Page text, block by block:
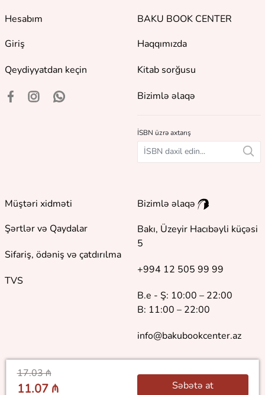
17.03 ₼
11.07 ₼ Səbətə at
Hesabım
Giriş
Qeydiyyatdan keçin
BAKU BOOK CENTER
Haqqımızda
Kitab sorğusu
Bizimlə əlaqə
İSBN üzrə axtarış
Müştəri xidməti
Şərtlər və Qaydalar
Sifariş, ödəniş və çatdırılma
TVS
Bizimlə əlaqə
Bakı, Üzeyir Hacıbəyli küçəsi
5
+994 12 505 99 99
B.e - Ş: 10:00 – 22:00
B: 11:00 – 22:00
info@bakubookcenter.az